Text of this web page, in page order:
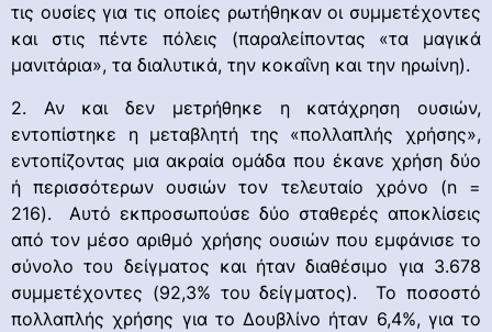
τις ουσίες για τις οποίες ρωτήθηκαν οι συμμετέχοντες
και στις πέντε πόλεις (παραλείποντας «τα μαγικά
μανιτάρια», τα διαλυτικά, την κοκαΐνη και την ηρωίνη).
2. Αν και δεν μετρήθηκε η κατάχρηση ουσιών,
εντοπίστηκε η μεταβλητή της «πολλαπλής χρήσης»,
εντοπίζοντας μια ακραία ομάδα που έκανε χρήση δύο
ή περισσότερων ουσιών τον τελευταίο χρόνο (n =
216). Αυτό εκπροσωπούσε δύο σταθερές αποκλίσεις
από τον μέσο αριθμό χρήσης ουσιών που εμφάνισε το
σύνολο του δείγματος και ήταν διαθέσιμο για 3.678
συμμετέχοντες (92,3% του δείγματος). Το ποσοστό
πολλαπλής χρήσης για το Δουβλίνο ήταν 6,4%, για το